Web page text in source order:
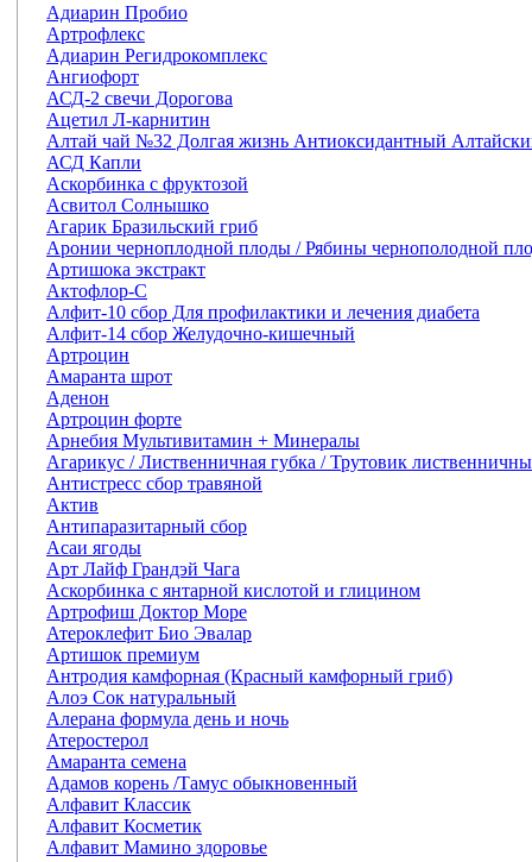
Адиарин Пробио
Артрофлекс
Адиарин Регидрокомплекс
Ангиофорт
АСД-2 свечи Дорогова
Ацетил Л-карнитин
Алтай чай №32 Долгая жизнь Антиоксидантный
АСД Капли
Аскорбинка с фруктозой
Асвитол Солнышко
Агарик Бразильский гриб
Аронии черноплодной плоды / Рябины чернополодной
Артишока экстракт
Актофлор-С
Алфит-10 сбор Для профилактики и лечения диабета
Алфит-14 сбор Желудочно-кишечный
Артроцин
Амаранта шрот
Аденон
Артроцин форте
Арнебия Мультивитамин + Минералы
Агарикус / Лиственничная губка / Трутовик
Антистресс сбор травяной
Актив
Антипаразитарный сбор
Асаи ягоды
Арт Лайф Грандэй Чага
Аскорбинка с янтарной кислотой и глицином
Артрофиш Доктор Море
Атероклефит Био Эвалар
Артишок премиум
Антродия камфорная (Красный камфорный гриб)
Алоэ Сок натуральный
Алерана формула день и ночь
Атеростерол
Амаранта семена
Адамов корень /Тамус обыкновенный
Алфавит Классик
Алфавит Косметик
Алфавит Мамино здоровье